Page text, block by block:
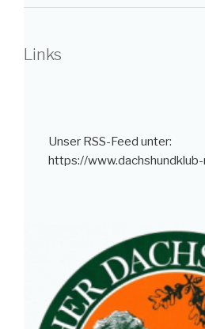
Links
Unser RSS-Feed unter:
https://